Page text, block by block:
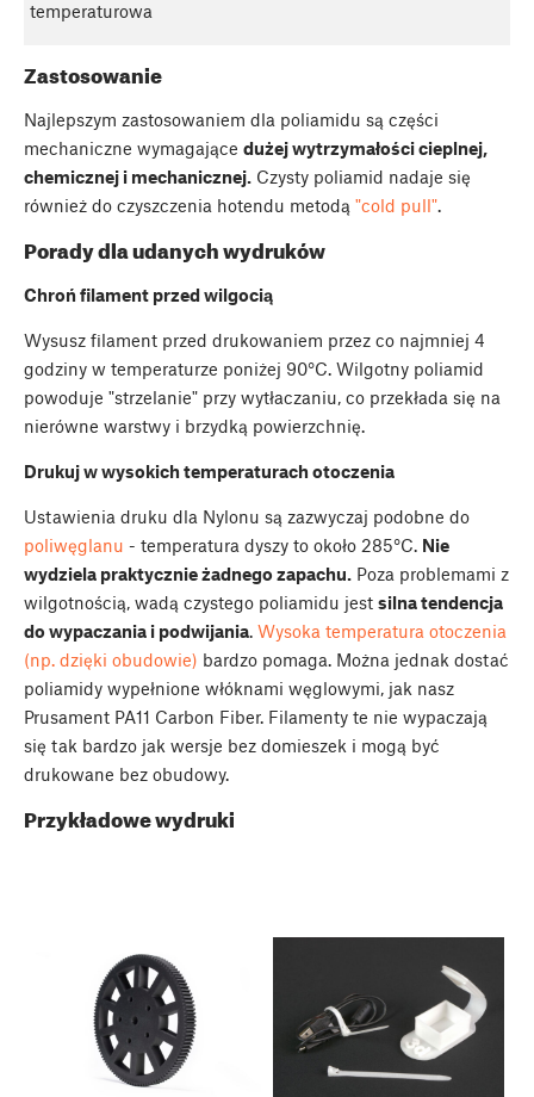
temperaturowa
Zastosowanie
Najlepszym zastosowaniem dla poliamidu są części
mechaniczne wymagające dużej wytrzymałości cieplnej,
chemicznej i mechanicznej. Czysty poliamid nadaje się
również do czyszczenia hotendu metodą "cold pull".
Porady dla udanych wydruków
Chroń filament przed wilgocią
Wysusz filament przed drukowaniem przez co najmniej 4
godziny w temperaturze poniżej 90°C. Wilgotny poliamid
powoduje "strzelanie" przy wytłaczaniu, co przekłada się na
nierówne warstwy i brzydką powierzchnię.
Drukuj w wysokich temperaturach otoczenia
Ustawienia druku dla Nylonu są zazwyczaj podobne do
poliwęglanu - temperatura dyszy to około 285°C. Nie
wydziela praktycznie żadnego zapachu. Poza problemami z
wilgotnością, wadą czystego poliamidu jest silna tendencja
do wypaczania i podwijania. Wysoka temperatura otoczenia
(np. dzięki obudowie) bardzo pomaga. Można jednak dostać
poliamidy wypełnione włóknami węglowymi, jak nasz
Prusament PA11 Carbon Fiber. Filamenty te nie wypaczają
się tak bardzo jak wersje bez domieszek i mogą być
drukowane bez obudowy.
Przykładowe wydruki